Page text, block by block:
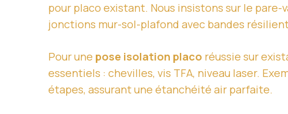
pour placo existant. Nous insistons sur le pare-
jonctions mur-sol-plafond avec bandes
Pour une pose isolation placo réussie sur
essentiels : chevilles, vis TFA, niveau laser.
étapes, assurant une étanchéité air parfaite.